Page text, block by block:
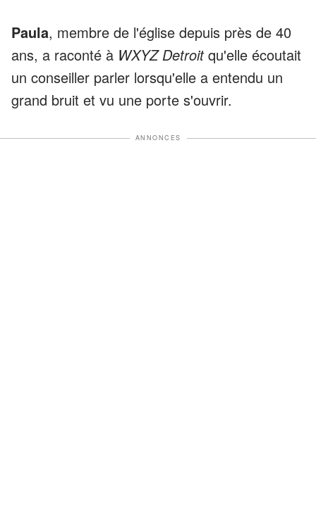
Paula, membre de l'église depuis près de 40
ans, a raconté à WXYZ Detroitqu'elle écoutait
un conseiller parler lorsqu'elle a entendu un
grand bruit et vu une porte s'ouvrir.
ANNONCES